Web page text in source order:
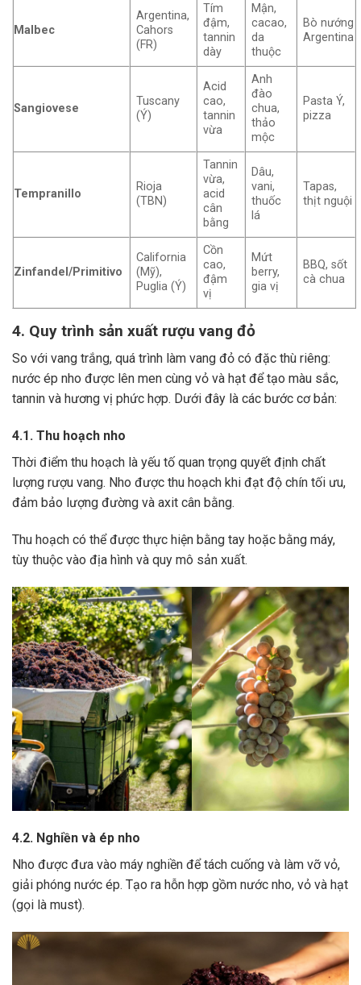
Malbec
Argentina,
Cahors
(FR)
Tím
đậm,
tannin
dày
Mận,
cacao,
da
thuộc
Bò nướng
Argentina
Sangiovese
Tuscany
(Ý)
Acid
cao,
tannin
vừa
Anh
đào
chua,
thảo
mộc
Pasta Ý,
pizza
Tempranillo
Rioja
(TBN)
Tannin
vừa,
acid
cân
bằng
Dâu,
vani,
thuốc
lá
Tapas,
thịt nguội
Zinfandel/Primitivo
California
(Mỹ),
Puglia (Ý)
Cồn
cao,
đậm
vị
Mứt
berry,
gia vị
BBQ, sốt
cà chua
4. Quy trình sản xuất rượu vang đỏ
So với vang trắng, quá trình làm vang đỏ có đặc thù riêng:
nước ép nho được lên men cùng vỏ và hạt để tạo màu sắc,
tannin và hương vị phức hợp. Dưới đây là các bước cơ bản:
4.1. Thu hoạch nho
Thời điểm thu hoạch là yếu tố quan trọng quyết định chất
lượng rượu vang. Nho được thu hoạch khi đạt độ chín tối ưu,
đảm bảo lượng đường và axit cân bằng.
Thu hoạch có thể được thực hiện bằng tay hoặc bằng máy,
tùy thuộc vào địa hình và quy mô sản xuất.
4.2. Nghiền và ép nho
Nho được đưa vào máy nghiền để tách cuống và làm vỡ vỏ,
giải phóng nước ép. Tạo ra hỗn hợp gồm nước nho, vỏ và hạt
(gọi là must).